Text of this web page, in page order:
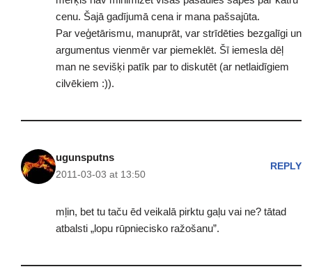
cenu. Šajā gadījumā cena ir mana pašsajūta.
Par veģetārismu, manuprāt, var strīdēties bezgalīgi un
argumentus vienmēr var piemeklēt. Šī iemesla dēļ
man ne sevišķi patīk par to diskutēt (ar netlaidīgiem
cilvēkiem :)).
ugunsputns
2011-03-03 at 13:50
REPLY
mļin, bet tu taču ēd veikalā pirktu gaļu vai ne? tātad
atbalsti „lopu rūpniecisko ražošanu”.